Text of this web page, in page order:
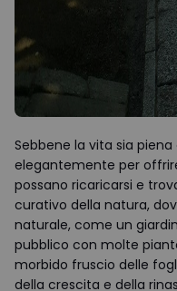
Sebbene la vita sia
elegantemente per
possano ricaricarsi e
curativo della natura,
naturale, come un
pubblico con molte
morbido fruscio delle
della crescita e della